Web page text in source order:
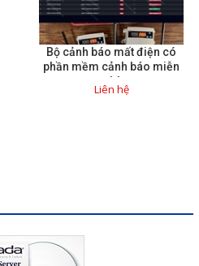
Bộ cảnh báo mất điện có
phần mềm cảnh báo miễn
phí
Liên hệ